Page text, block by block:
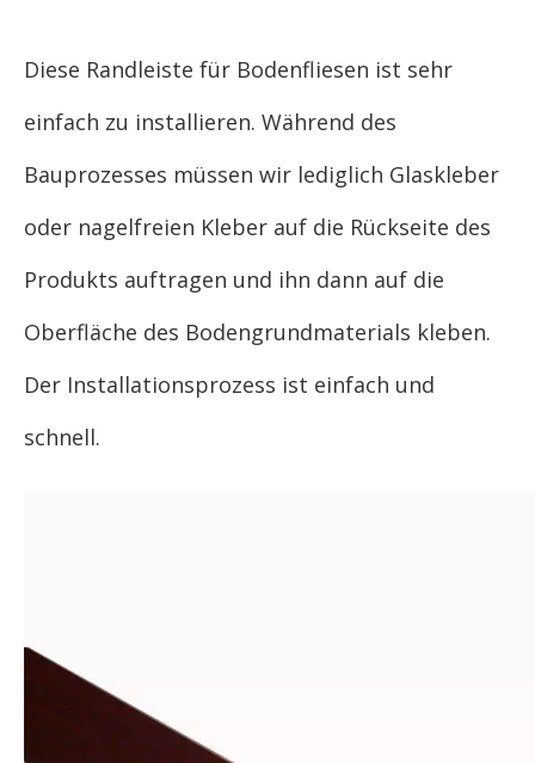
Diese Randleiste für Bodenfliesen ist sehr
einfach zu installieren. Während des
Bauprozesses müssen wir lediglich Glaskleber
oder nagelfreien Kleber auf die Rückseite des
Produkts auftragen und ihn dann auf die
Oberfläche des Bodengrundmaterials kleben.
Der Installationsprozess ist einfach und
schnell.